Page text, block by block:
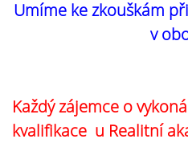
Umíme ke zkouškám
v
Každý zájemce o
kvalifikace u Realitní